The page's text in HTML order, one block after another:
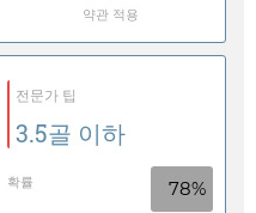
약관 적용
전문가 팁
3.5골 이하
확률 78%